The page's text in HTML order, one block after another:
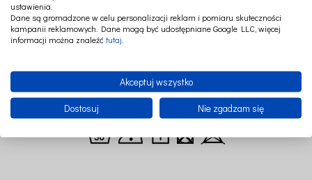
Skład:Skład: 69% bawełna 31% poliester + frędzle 100% bawełna
Wypełnienie: kulka poliestrowa
Wykorzystywanej do produkcji materacy łóżeczkowych dla dzieci
Grubość materacyka: 3 cm
ustawienia.
Dane są gromadzone w celu personalizacji reklam i pomiaru skuteczności
kampanii reklamowych. Dane mogą być udostępniane Google LLC, więcej
informacji można znaleźć tutaj
Akceptuj wszystko
Dostosuj Nie zgadzam się